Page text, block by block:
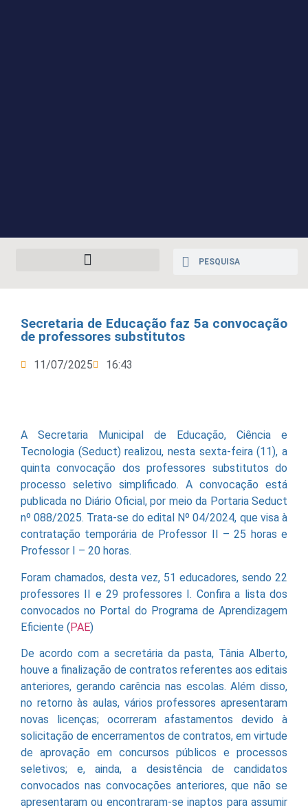
Secretaria de Educação faz 5a convocação
de professores substitutos
11/07/2025 16:43
A Secretaria Municipal de Educação, Ciência e
Tecnologia (Seduct) realizou, nesta sexta-feira (11), a
quinta convocação dos professores substitutos do
processo seletivo simplificado. A convocação está
publicada no Diário Oficial, por meio da Portaria Seduct
nº 088/2025. Trata-se do edital Nº 04/2024, que visa à
contratação temporária de Professor II – 25 horas e
Professor I – 20 horas.
Foram chamados, desta vez, 51 educadores, sendo 22
professores II e 29 professores I. Confira a lista dos
convocados no Portal do Programa de Aprendizagem
Eficiente (PAE)
De acordo com a secretária da pasta, Tânia Alberto,
houve a finalização de contratos referentes aos editais
anteriores, gerando carência nas escolas. Além disso,
no retorno às aulas, vários professores apresentaram
novas licenças; ocorreram afastamentos devido à
solicitação de encerramentos de contratos, em virtude
de aprovação em concursos públicos e processos
seletivos; e, ainda, a desistência de candidatos
convocados nas convocações anteriores, que não se
apresentaram ou encontraram-se inaptos para assumir